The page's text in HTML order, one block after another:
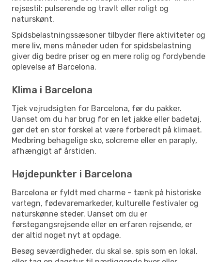
rejsestil: pulserende og travlt eller roligt og
naturskønt.
Spidsbelastningssæsoner tilbyder flere aktiviteter og
mere liv, mens måneder uden for spidsbelastning
giver dig bedre priser og en mere rolig og fordybende
oplevelse af Barcelona.
Klima i Barcelona
Tjek vejrudsigten for Barcelona, før du pakker.
Uanset om du har brug for en let jakke eller badetøj,
gør det en stor forskel at være forberedt på klimaet.
Medbring behagelige sko, solcreme eller en paraply,
afhængigt af årstiden.
Højdepunkter i Barcelona
Barcelona er fyldt med charme – tænk på historiske
vartegn, fødevaremarkeder, kulturelle festivaler og
naturskønne steder. Uanset om du er
førstegangsrejsende eller en erfaren rejsende, er
der altid noget nyt at opdage.
Besøg seværdigheder, du skal se, spis som en lokal,